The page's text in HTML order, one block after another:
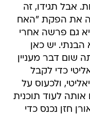
אבל תגידו, זה
את הפקת "האח
גם פרשה אחרי
הבנתי. יש כאן
שום דבר מעניין
כדי לקבל
ולכעוס על
אותה לעוד תוכנית
חזן נכנס כדי